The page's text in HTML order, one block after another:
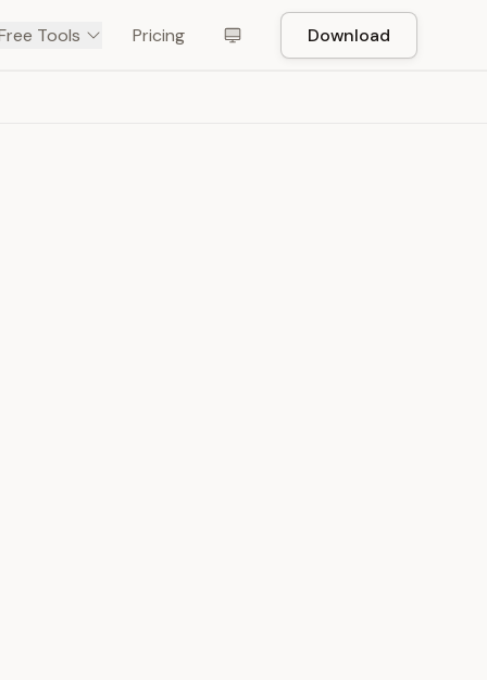
Tools Pricing Download